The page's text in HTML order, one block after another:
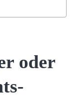
oder